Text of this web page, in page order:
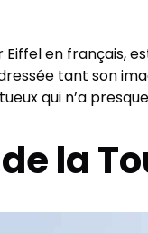
Eiffel en français,
tant son
qui n’a
la